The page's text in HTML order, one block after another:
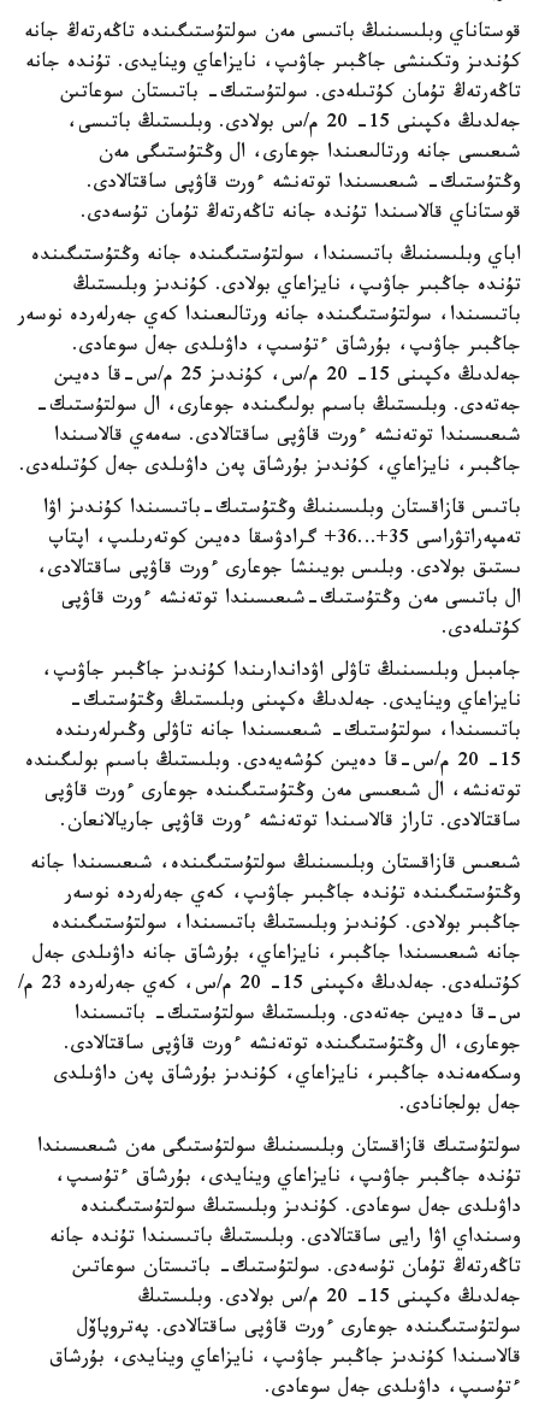
قوستاناي وبلىسىنىڭ باتىسى مەن سولتۇستىگىندە تاڭەرتەڭ جانە
كۇندىز وتكىنشى جاڭبىر جاۋىپ، نايزاعاي وينايدى. تۇندە جانە
تاڭەرتەڭ تۇمان كۇتىلەدى. سولتۇستىك- باتىستان سوعاتىن
جەلدىڭ ەكپىنى 15- 20 م/س بولادى. وبلىستىڭ باتىسى،
شىعىسى جانە ورتالىعىندا جوعارى، ال وڭتۇستىگى مەن
وڭتۇستىك- شىعىسىندا توتەنشە ءورت قاۋپى ساقتالادى.
قوستاناي قالاسىندا تۇندە جانە تاڭەرتەڭ تۇمان تۇسەدى.
اباي وبلىسىنىڭ باتىسىندا، سولتۇستىگىندە جانە وڭتۇستىگىندە
تۇندە جاڭبىر جاۋىپ، نايزاعاي بولادى. كۇندىز وبلىستىڭ
باتىسىندا، سولتۇستىگىندە جانە ورتالىعىندا كەي جەرلەردە نوسەر
جاڭبىر جاۋىپ، بۇرشاق ءتۇسىپ، داۋىلدى جەل سوعادى.
جەلدىڭ ەكپىنى 15- 20 م/س، كۇندىز 25 م/س-قا دەيىن
جەتەدى. وبلىستىڭ باسىم بولىگىندە جوعارى، ال سولتۇستىك-
شىعىسىندا توتەنشە ءورت قاۋپى ساقتالادى. سەمەي قالاسىندا
جاڭبىر، نايزاعاي، كۇندىز بۇرشاق پەن داۋىلدى جەل كۇتىلەدى.
باتىس قازاقستان وبلىسىنىڭ وڭتۇستىك-باتىسىندا كۇندىز اۋا
تەمپەراتۋراسى 35+…36+ گرادۋسقا دەيىن كوتەرىلىپ، اپتاپ
ىستىق بولادى. وبلىس بويىنشا جوعارى ءورت قاۋپى ساقتالادى،
ال باتىسى مەن وڭتۇستىك-شىعىسىندا توتەنشە ءورت قاۋپى
كۇتىلەدى.
جامبىل وبلىسىنىڭ تاۋلى اۋداندارىندا كۇندىز جاڭبىر جاۋىپ،
نايزاعاي وينايدى. جەلدىڭ ەكپىنى وبلىستىڭ وڭتۇستىك-
باتىسىندا، سولتۇستىك- شىعىسىندا جانە تاۋلى وڭىرلەرىندە
15- 20 م/س-قا دەيىن كۇشەيەدى. وبلىستىڭ باسىم بولىگىندە
توتەنشە، ال شىعىسى مەن وڭتۇستىگىندە جوعارى ءورت قاۋپى
ساقتالادى. تاراز قالاسىندا توتەنشە ءورت قاۋپى جاريالانعان.
شىعىس قازاقستان وبلىسىنىڭ سولتۇستىگىندە، شىعىسىندا جانە
وڭتۇستىگىندە تۇندە جاڭبىر جاۋىپ، كەي جەرلەردە نوسەر
جاڭبىر بولادى. كۇندىز وبلىستىڭ باتىسىندا، سولتۇستىگىندە
جانە شىعىسىندا جاڭبىر، نايزاعاي، بۇرشاق جانە داۋىلدى جەل
كۇتىلەدى. جەلدىڭ ەكپىنى 15- 20 م/س، كەي جەرلەردە 23 م/
س-قا دەيىن جەتەدى. وبلىستىڭ سولتۇستىك- باتىسىندا
جوعارى، ال وڭتۇستىگىندە توتەنشە ءورت قاۋپى ساقتالادى.
وسكەمەندە جاڭبىر، نايزاعاي، كۇندىز بۇرشاق پەن داۋىلدى
جەل بولجانادى.
سولتۇستىك قازاقستان وبلىسىنىڭ سولتۇستىگى مەن شىعىسىندا
تۇندە جاڭبىر جاۋىپ، نايزاعاي وينايدى، بۇرشاق ءتۇسىپ،
داۋىلدى جەل سوعادى. كۇندىز وبلىستىڭ سولتۇستىگىندە
وسىنداي اۋا رايى ساقتالادى. وبلىستىڭ باتىسىندا تۇندە جانە
تاڭەرتەڭ تۇمان تۇسەدى. سولتۇستىك- باتىستان سوعاتىن
جەلدىڭ ەكپىنى 15- 20 م/س بولادى. وبلىستىڭ
سولتۇستىگىندە جوعارى ءورت قاۋپى ساقتالادى. پەتروپاۆل
قالاسىندا كۇندىز جاڭبىر جاۋىپ، نايزاعاي وينايدى، بۇرشاق
ءتۇسىپ، داۋىلدى جەل سوعادى.